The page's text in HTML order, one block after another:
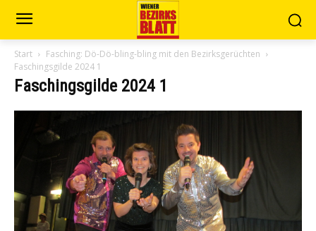
Start
Fasching: Dö-Dö-bling-bling mit den Bezirksgerüchten
Faschingsgilde 2024 1
Faschingsgilde 2024 1